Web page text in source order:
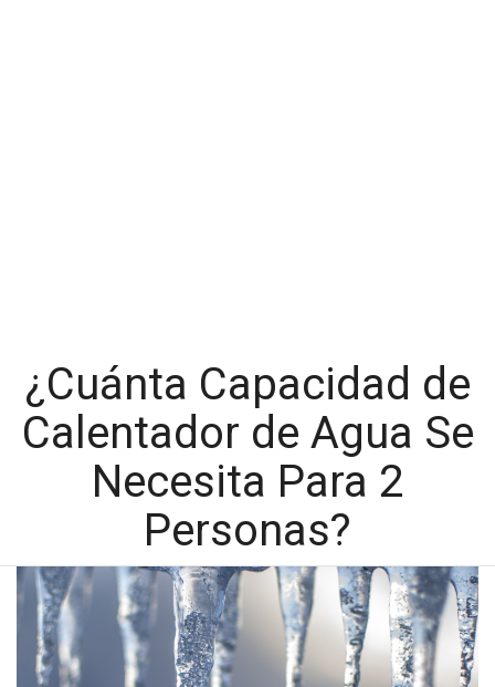
¿Cuánta Capacidad de
Calentador de Agua Se
Necesita Para 2
Personas?